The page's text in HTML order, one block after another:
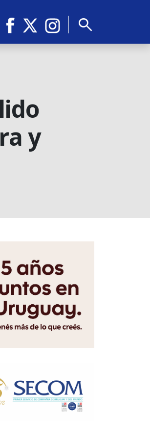
search
y